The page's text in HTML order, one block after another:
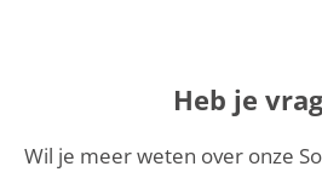
Heb je
Wil je meer weten over onze